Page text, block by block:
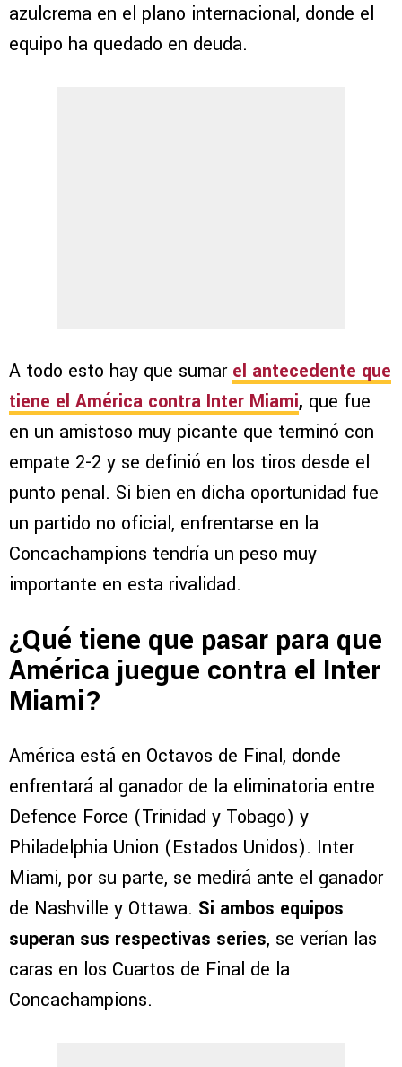
azulcrema en el plano internacional, donde el
equipo ha quedado en deuda.
A todo esto hay que sumar el antecedente que
tiene el América contra Inter Miami, que fue
en un amistoso muy picante que terminó con
empate 2-2 y se definió en los tiros desde el
punto penal. Si bien en dicha oportunidad fue
un partido no oficial, enfrentarse en la
Concachampions tendría un peso muy
importante en esta rivalidad.
¿Qué tiene que pasar para que
América juegue contra el Inter
Miami?
América está en Octavos de Final, donde
enfrentará al ganador de la eliminatoria entre
Defence Force (Trinidad y Tobago) y
Philadelphia Union (Estados Unidos). Inter
Miami, por su parte, se medirá ante el ganador
de Nashville y Ottawa. Si ambos equipos
superan sus respectivas series, se verían las
caras en los Cuartos de Final de la
Concachampions.